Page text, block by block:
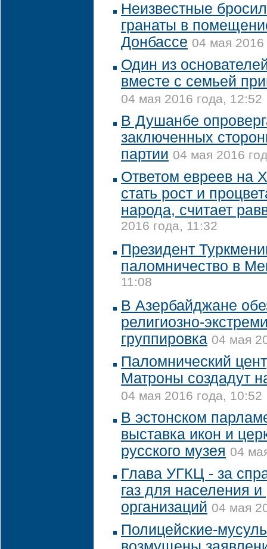
Неизвестные
гранаты в
Донбассе 04 мая 2016
Один из
вместе с семьей
04 мая 2016 года, 12:52
В Душанбе
заключенных
партии 04 мая 2016
Ответом евреев на
стать рост и
народа, считает
2016 года, 11:32
Президент
паломничество в
11:08
В Азербайджане
религиозно-
группировка 04 мая
Паломнический
Матроны создадут
04 мая 2016 года, 10:52
В эстонском
выставка икон и
русского музея 04
Глава УГКЦ - за
газ для населения
организаций 04 мая
Полицейские-